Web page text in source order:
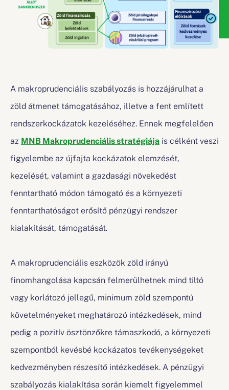
A makroprudenciális szabályozás is hozzájárulhat a
zöld átmenet támogatásához, illetve a fent említett
rendszerkockázatok kezeléséhez. Ennek megfelelően
az MNB Makroprudenciális stratégiája is célként veszi
figyelembe az újfajta kockázatok elemzését,
kezelését, valamint a gazdasági növekedést
fenntartható módon támogató és a környezeti
fenntarthatóságot erősítő pénzügyi rendszer
kialakítását, támogatását.
A makroprudenciális eszközök zöld irányú
finomhangolása kapcsán felmerülhetnek mind tiltó
vagy korlátozó jellegű, minimum zöld szempontú
követelményeket meghatározó intézkedések, mind
pedig a pozitív ösztönzőkre támaszkodó, a környezeti
szempontból kevésbé kockázatos tevékenységeket
kedvezményben részesítő intézkedések. A pénzügyi
szabályozás kialakítása során kiemelt figyelemmel